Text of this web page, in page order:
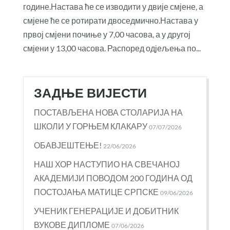
године.Настава ће се изводити у двије смјене, а
смјене ће се ротирати двоседмично.Настава у
првој смјени почиње у 7,00 часова, а у другој
смјени у 13,00 часова. Распоред одјељења по...
ЗАДЊЕ ВИЈЕСТИ
ПОСТАВЉЕНА НОВА СТОЛАРИЈА НА
ШКОЛИ У ГОРЊЕМ КЛАКАРУ 07/07/2026
ОБАВЈЕШТЕЊЕ! 22/06/2026
НАШ ХОР НАСТУПИО НА СВЕЧАНОЈ
АКАДЕМИЈИ ПОВОДОМ 200 ГОДИНА ОД
ПОСТОЈАЊА МАТИЦЕ СРПСКЕ 09/06/2026
УЧЕНИК ГЕНЕРАЦИЈЕ И ДОБИТНИК
ВУКОВЕ ДИПЛОМЕ 07/06/2026